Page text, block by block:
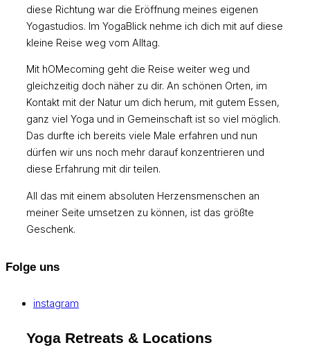
diese Richtung war die Eröffnung meines eigenen
Yogastudios. Im YogaBlick nehme ich dich mit auf diese
kleine Reise weg vom Alltag.
Mit hOMecoming geht die Reise weiter weg und
gleichzeitig doch näher zu dir. An schönen Orten, im
Kontakt mit der Natur um dich herum, mit gutem Essen,
ganz viel Yoga und in Gemeinschaft ist so viel möglich.
Das durfte ich bereits viele Male erfahren und nun
dürfen wir uns noch mehr darauf konzentrieren und
diese Erfahrung mit dir teilen.
All das mit einem absoluten Herzensmenschen an
meiner Seite umsetzen zu können, ist das größte
Geschenk.
Folge uns
instagram
Yoga Retreats & Locations